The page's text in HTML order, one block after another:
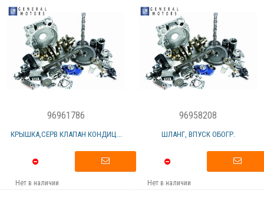
96961786
КРЫШКА,СЕРВ КЛАПАН КОНДИЦ...
Нет в наличии
96958208
ШЛАНГ, ВПУСК ОБОГР.
Нет в наличии